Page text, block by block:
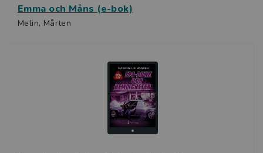
Emma och Måns (e-bok)
Melin, Mårten